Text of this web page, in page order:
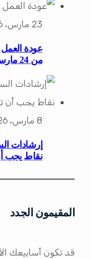
23 مارس، 2026
عودة
من 24 مارس 2026
8 مارس، 2026
نقاط يجب
المقيمون الجدد
قد تكون أسابيعك